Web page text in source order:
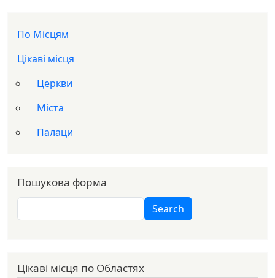
По Місцям
Цікаві місця
Церкви
Міста
Палаци
Пошукова форма
Search Search
Цікаві місця по Областях